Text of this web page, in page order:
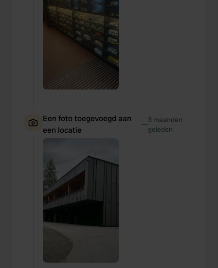
Een foto toegevoegd aan
een locatie
—3 maanden
geleden